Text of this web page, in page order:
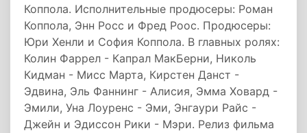
Коппола. Исполнительные продюсеры: Роман
Коппола, Энн Росс и Фред Роос. Продюсеры:
Юри Хенли и София Коппола. В главных ролях:
Колин Фаррел - Капрал МакБерни, Николь
Кидман - Мисс Марта, Кирстен Данст -
Эдвина, Эль Фаннинг - Алисия, Эмма Ховард -
Эмили, Уна Лоуренс - Эми, Энгаури Райс -
Джейн и Эдиссон Рики - Мэри. Релиз фильма